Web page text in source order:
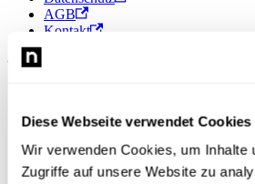
Diese Webseite verwendet Cookies
Wir verwenden Cookies, um Inhalte
Zugriffe auf unsere Website zu
AGB
Kontakt
© 2026 Newsload, Newsload ist ein